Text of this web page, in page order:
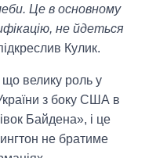
Це в основному
не йдеться
Кулик.
велику роль у
з боку США в
Байдена», і це
не братиме